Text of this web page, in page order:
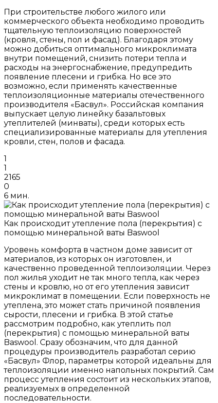
При строительстве любого жилого или
коммерческого объекта необходимо проводить
тщательную теплоизоляцию поверхностей
(кровля, стены, пол и фасад). Благодаря этому
можно добиться оптимального микроклимата
внутри помещений, снизить потери тепла и
расходы на энергоснабжение, предупредить
появление плесени и грибка. Но все это
возможно, если применять качественные
теплоизоляционные материалы отечественного
производителя «Басвул». Российская компания
выпускает целую линейку базальтовых
утеплителей (минваты), среди которых есть
специализированные материалы для утепления
кровли, стен, полов и фасада.
1
1
2165
0
6 мин.
Как происходит утепление пола (перекрытия) с
помощью минеральной ваты Baswool
Уровень комфорта в частном доме зависит от
материалов, из которых он изготовлен, и
качественно проведенной теплоизоляции. Через
пол жилья уходит не так много тепла, как через
стены и кровлю, но от его утепления зависит
микроклимат в помещении. Если поверхность не
утеплена, это может стать причиной появления
сырости, плесени и грибка. В этой статье
рассмотрим подробно, как утеплить пол
(перекрытия) с помощью минеральной ваты
Baswool. Сразу обозначим, что для данной
процедуры производитель разработал серию
«Басвул» Флор, параметры которой идеальны для
теплоизоляции именно напольных покрытий. Сам
процесс утепления состоит из нескольких этапов,
реализуемых в определенной
последовательности.